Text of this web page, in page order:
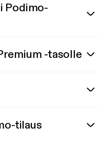
Podimo-
-tasolle
tilaus